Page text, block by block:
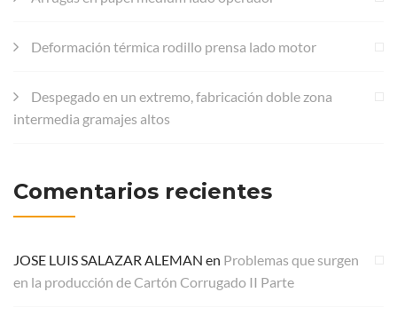
Deformación térmica rodillo prensa lado motor
Despegado en un extremo, fabricación doble zona
intermedia gramajes altos
Comentarios recientes
JOSE LUIS SALAZAR ALEMAN en Problemas que surgen
en la producción de Cartón Corrugado II Parte